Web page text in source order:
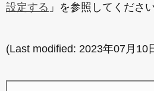
設定する 」を参照してください
(Last modified: 2023年07月10